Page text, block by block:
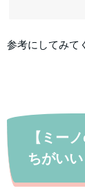
参考にしてみ
【ミー
ちがいい